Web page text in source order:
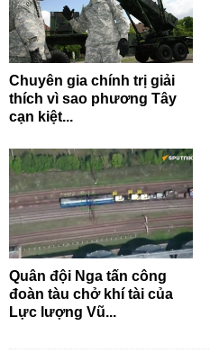
Chuyên gia chính trị giải
thích vì sao phương Tây
cạn kiệt...
Quân đội Nga tấn công
đoàn tàu chở khí tài của
Lực lượng Vũ...